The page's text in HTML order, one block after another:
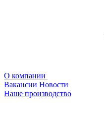
О компании
Вакансии Новости
Наше производство